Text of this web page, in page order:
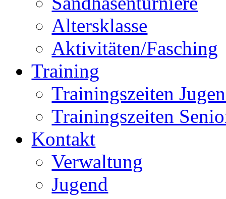
Altersklasse
Aktivitäten/Fasching
Training
Trainingszeiten
Trainingszeiten
Kontakt
Verwaltung
Jugend